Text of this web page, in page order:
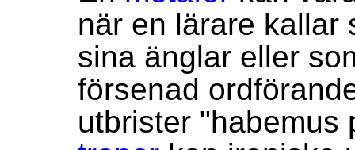
när en lärare kallar
sina änglar eller
försenad
utbrister "habemus